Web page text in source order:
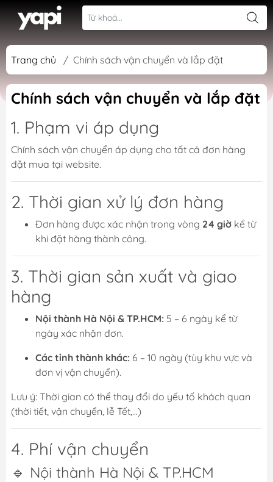
Trang chủ / Chính sách vận chuyển và lắp đặt
Chính sách vận chuyển và lắp đặt
1. Phạm vi áp dụng
Chính sách vận chuyển áp dụng cho tất cả đơn hàng
đặt mua tại website.
2. Thời gian xử lý đơn hàng
Đơn hàng được xác nhận trong vòng 24 giờ kể từ
khi đặt hàng thành công.
3. Thời gian sản xuất và giao
hàng
Nội thành Hà Nội & TP.HCM: 5 – 6 ngày kể từ
ngày xác nhận đơn.
Các tỉnh thành khác: 6 – 10 ngày (tùy khu vực và
đơn vị vận chuyển).
Lưu ý: Thời gian có thể thay đổi do yếu tố khách quan
(thời tiết, vận chuyển, lễ Tết,...)
4. Phí vận chuyển
🔹 Nội thành Hà Nội & TP.HCM